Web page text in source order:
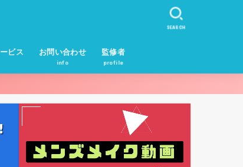
ビス お問い合わせ
info
監修者
profile
SEARCH